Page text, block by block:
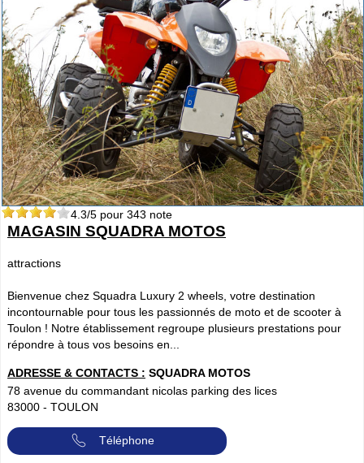
4.3/5 pour 343 note
MAGASIN SQUADRA MOTOS
attractions
Bienvenue chez Squadra Luxury 2 wheels, votre destination
incontournable pour tous les passionnés de moto et de scooter à
Toulon ! Notre établissement regroupe plusieurs prestations pour
répondre à tous vos besoins en...
ADRESSE & CONTACTS : SQUADRA MOTOS
78 avenue du commandant nicolas parking des lices
83000 - TOULON
Téléphone